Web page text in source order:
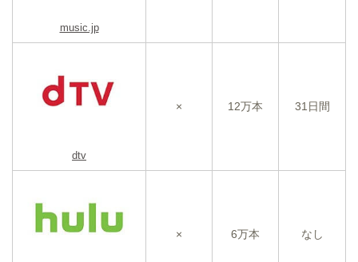
music.jp
dtv
× 12万本 31日間
× 6万本 なし